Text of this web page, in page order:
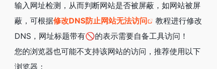
输入网址检测，从而判断网站是否被屏蔽，如网站被屏
蔽，可根据修改DNS防止网站无法访问
教程进行修改
DNS，网址标题带有🚫的表示需要自备工具访问！
您的浏览器也可能不支持该网站的访问，推荐使用以下
浏览器：